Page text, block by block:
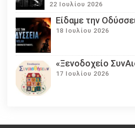
22 Ιουλίου 2026
Eίδαμε την
18 Ιουλίου 2026
«Ξενοδοχείο
17 Ιουλίου 2026